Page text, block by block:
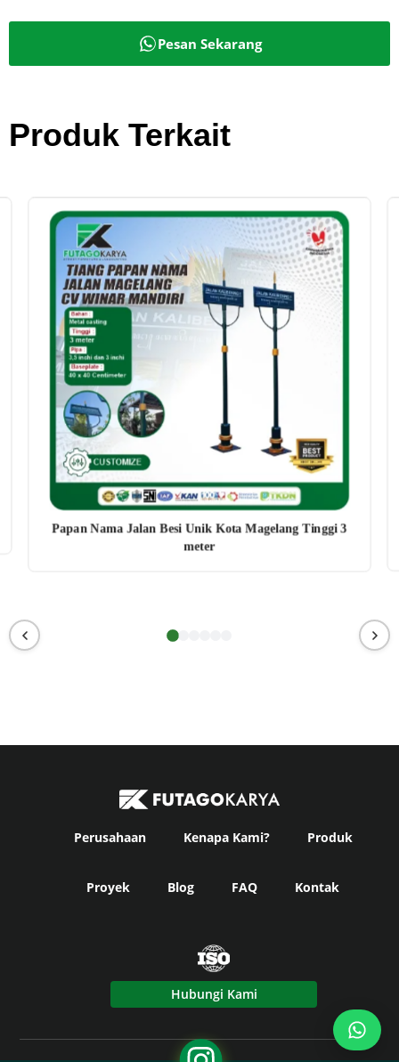
Pesan Sekarang
Produk Terkait
Papan Nama Jalan Besi Unik Kota Magelang Tinggi 3
meter
Perusahaan Kenapa Kami? Produk
Proyek Blog FAQ Kontak
Hubungi Kami